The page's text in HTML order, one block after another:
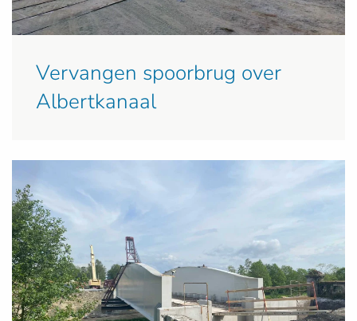
Vervangen spoorbrug over
Albertkanaal